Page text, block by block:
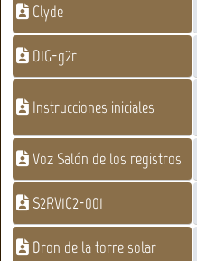
Clyde
D1G-g2r
Instrucciones iniciales
Voz Salón de los registros
S2RV1C2-001
Dron de la torre solar